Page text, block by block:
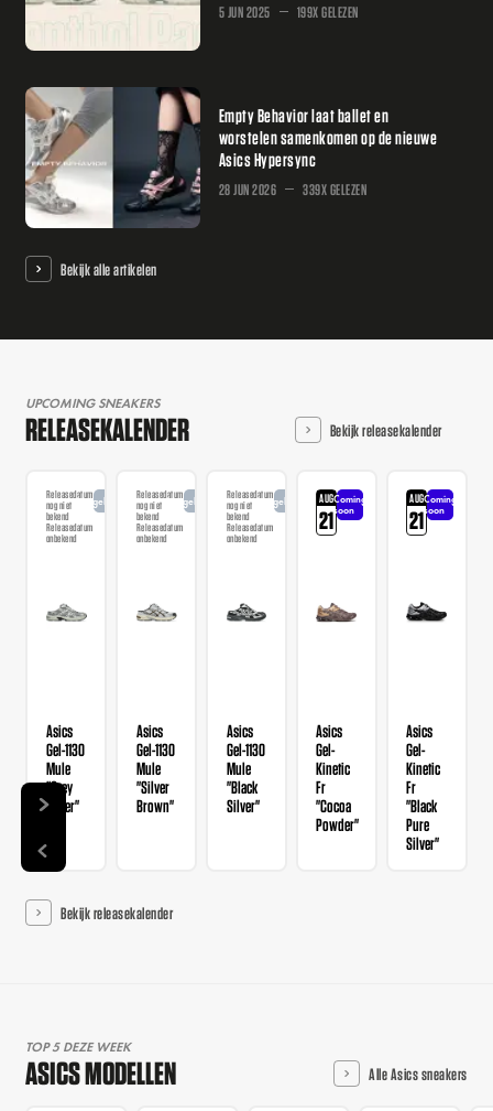
5 JUN 2025 199X GELEZEN
Empty Behavior laat ballet en
worstelen samenkomen op de nieuwe
Asics Hypersync
28 JUN 2026 339X GELEZEN
Bekijk alle artikelen
UPCOMING SNEAKERS
RELEASEKALENDER Bekijk releasekalender
Releasedatum
nog niet
bekend
Releasedatum
onbekend
Aangekondigd
Asics
Gel-1130
Mule
"Grey
Silver"
Releasedatum
nog niet
bekend
Releasedatum
onbekend
Aangekondigd
Asics
Gel-1130
Mule
"Silver
Brown"
Releasedatum
nog niet
bekend
Releasedatum
onbekend
Aangekondigd
Asics
Gel-1130
Mule
"Black
Silver"
AUG
21
Coming
soon
Asics
Gel-
Kinetic
Fr
"Cocoa
Powder"
AUG
21
Coming
soon
Asics
Gel-
Kinetic
Fr
"Black
Pure
Silver"
Bekijk releasekalender
TOP 5 DEZE WEEK
ASICS MODELLEN Alle Asics sneakers